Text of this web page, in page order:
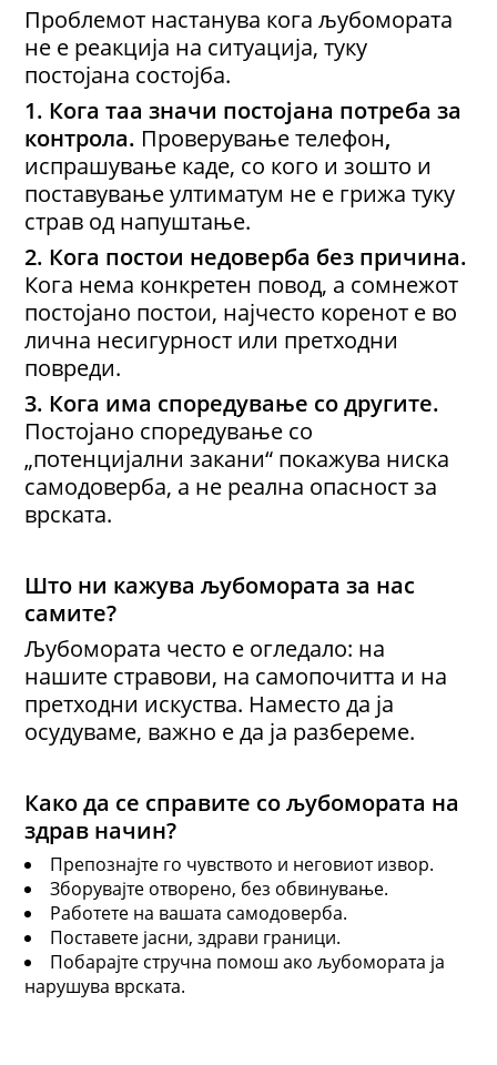
Проблемот настанува кога љубомората
не е реакција на ситуација, туку
постојана состојба.
1. Кога таа значи постојана потреба за
контрола. Проверување телефон,
испрашување каде, со кого и зошто и
поставување ултиматум не е грижа туку
страв од напуштање.
2. Кога постои недоверба без причина.
Кога нема конкретен повод, а сомнежот
постојано постои, најчесто коренот е во
лична несигурност или претходни
повреди.
3. Кога има споредување со другите.
Постојано споредување со
„потенцијални закани“ покажува ниска
самодоверба, а не реална опасност за
врската.
Што ни кажува љубомората за нас
самите?
Љубомората често е огледало: на
нашите стравови, на самопочитта и на
претходни искуства. Наместо да ја
осудуваме, важно е да ја разбереме.
Како да се справите со љубомората на
здрав начин?
Препознајте го чувството и неговиот извор.
Зборувајте отворено, без обвинување.
Работете на вашата самодоверба.
Поставете јасни, здрави граници.
Побарајте стручна помош ако љубомората ја
нарушува врската.